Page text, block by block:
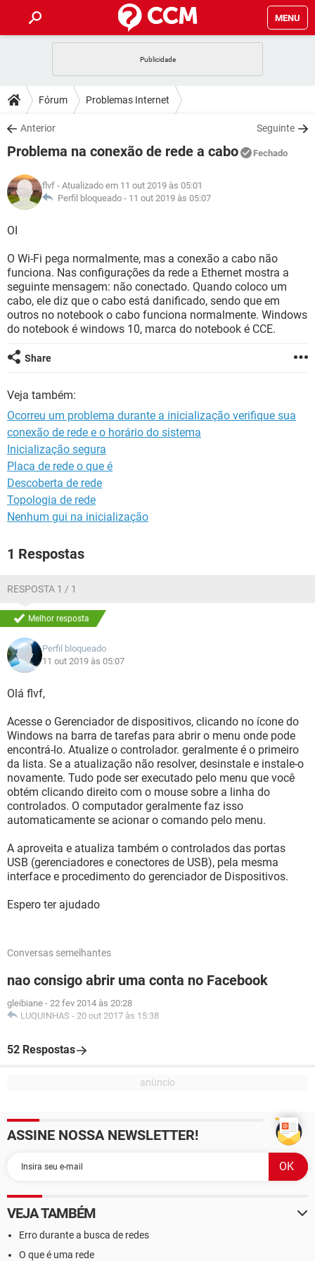
MENU
CELULAR FACEBOOK
OUTLOOK
INSTAGRAM GMAIL
GUIA DE COMPRAS
DICAS
JOGOS WHATSAPP
INSTAGRAM GMAIL
GUIA DE COMPRAS
DOWNLOADS
JOGOS WHATSAPP
CELULAR
OUTLOOK EXCEL
INSTAGRAM
JOGOS WHATSAPP
CELULAR
OUTLOOK
INSTAGRAM GMAIL
GUIA DE COMPRAS
GLOSSÁRIO
JOGOS
OUTLOOK EXCEL
INSTAGRAM GMAIL
GUIA DE COMPRAS
Fórum Problemas Internet
Anterior Seguinte
Problema na conexão de rede a cabo Fechado
flvf - Atualizado em 11 out 2019 às 05:01
Perfil bloqueado - 11 out 2019 às 05:07
OI
O Wi-Fi pega normalmente, mas a conexão a cabo não
funciona. Nas configurações da rede a Ethernet mostra a
seguinte mensagem: não conectado. Quando coloco um
cabo, ele diz que o cabo está danificado, sendo que em
outros no notebook o cabo funciona normalmente. Windows
do notebook é windows 10, marca do notebook é CCE.
Share
Veja também:
Ocorreu um problema durante a inicialização verifique sua
conexão de rede e o horário do sistema
Inicialização segura
Placa de rede o que é
Descoberta de rede
Topologia de rede
Nenhum gui na inicialização
1 Respostas
RESPOSTA 1 / 1
Melhor resposta
Perfil bloqueado
11 out 2019 às 05:07
Olá flvf,
Acesse o Gerenciador de dispositivos, clicando no ícone do
Windows na barra de tarefas para abrir o menu onde pode
encontrá-lo. Atualize o controlador. geralmente é o primeiro
da lista. Se a atualização não resolver, desinstale e instale-o
novamente. Tudo pode ser executado pelo menu que você
obtém clicando direito com o mouse sobre a linha do
controlados. O computador geralmente faz isso
automaticamente se acionar o comando pelo menu.
A aproveita e atualiza também o controlados das portas
USB (gerenciadores e conectores de USB), pela mesma
interface e procedimento do gerenciador de Dispositivos.
Espero ter ajudado
Conversas semelhantes
nao consigo abrir uma conta no Facebook
gleibiane - 22 fev 2014 às 20:28
LUQUINHAS - 20 out 2017 às 15:38
52 Respostas
ASSINE NOSSA NEWSLETTER!
VEJA TAMBÉM
Erro durante a busca de redes
O que é uma rede